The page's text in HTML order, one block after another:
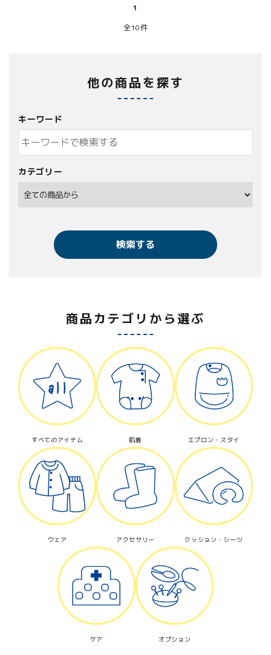
1
全10件
他の商品を探す
キーワード
カテゴリー
検索する
カテゴリー
検索する
商品カテゴリから選ぶ
すべてのアイテム 肌着 エプロン・スタイ
ウェア アクセサリー クッション・シーツ
ケア オプション